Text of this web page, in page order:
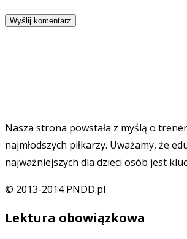
Nasza strona powstała z myślą o
najmłodszych piłkarzy. Uważamy, że
najważniejszych dla dzieci osób jest
© 2013-2014 PNDD.pl
Lektura obowiązkowa